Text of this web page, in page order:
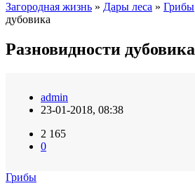
Загородная жизнь » Дары леса » Грибы
дубовика
Разновидности дубовика
admin
23-01-2018, 08:38
2 165
0
Грибы